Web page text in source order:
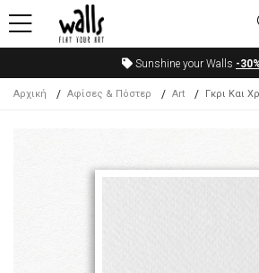
Sunshine your Walls -
Αρχική Αφίσες & Πόστερ Art Γκρι Και